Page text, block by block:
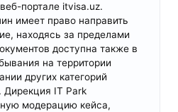
портале itvisa.uz.
имеет право направить
находясь за пределами
доступна также в
на территории
других категорий
Дирекция IT Park
модерацию кейса,